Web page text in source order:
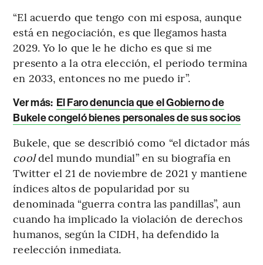
“El acuerdo que tengo con mi esposa, aunque
está en negociación, es que llegamos hasta
2029. Yo lo que le he dicho es que si me
presento a la otra elección, el periodo termina
en 2033, entonces no me puedo ir”.
Ver más: El Faro denuncia que el Gobierno de
Bukele congeló bienes personales de sus socios
Bukele, que se describió como “el dictador más
cooldel mundo mundial” en su biografía en
Twitter el 21 de noviembre de 2021 y mantiene
índices altos de popularidad por su
denominada “guerra contra las pandillas”, aun
cuando ha implicado la violación de derechos
humanos, según la CIDH, ha defendido la
reelección inmediata.